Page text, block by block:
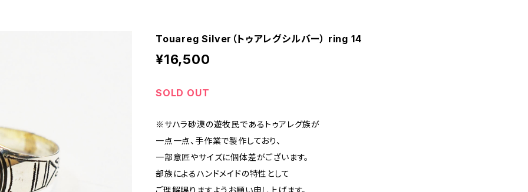
Touareg Silver（トゥアレグシルバー） ring 14
¥16,500
SOLD OUT
※サハラ砂漠の遊牧民であるトゥアレグ族が
一点一点、手作業で製作しており、
一部意匠やサイズに個体差がございます。
部族によるハンドメイドの特性として
ご理解賜りますようお願い申し上げます。